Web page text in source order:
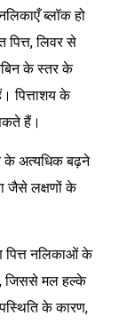
ब्लॉक हो
पित्त, लिवर से
के स्तर के
पित्ताशय के
हैं।
के अत्यधिक बढ़ने
जैसे लक्षणों के
नलिकाओं के
जिससे मल हल्के
के कारण,